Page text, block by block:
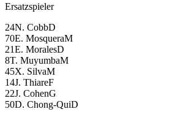
Ersatzspieler
24N. CobbD
70E. MosqueraM
21E. MoralesD
8T. MuyumbaM
45X. SilvaM
14J. ThiareF
22J. CohenG
50D. Chong-QuiD